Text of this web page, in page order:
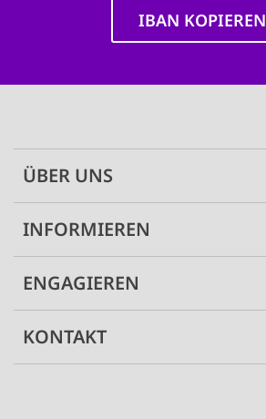
IBAN KOPIEREN
ÜBER UNS
INFORMIEREN
ENGAGIEREN
KONTAKT